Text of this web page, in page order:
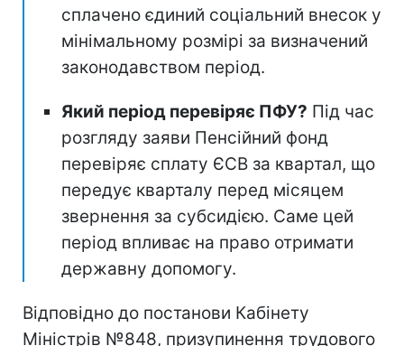
сплачено єдиний соціальний внесок у
мінімальному розмірі за визначений
законодавством період.
Який період перевіряє ПФУ? Під час
розгляду заяви Пенсійний фонд
перевіряє сплату ЄСВ за квартал, що
передує кварталу перед місяцем
звернення за субсидією. Саме цей
період впливає на право отримати
державну допомогу.
Відповідно до постанови Кабінету
Міністрів №848, призупинення трудового